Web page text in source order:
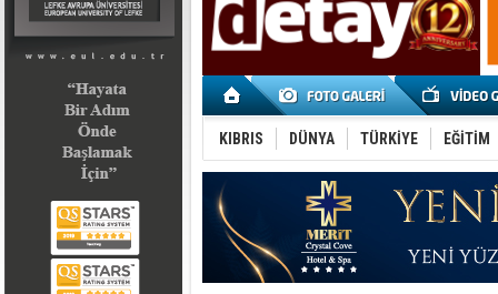
KIBRIS DÜNYA TÜRKİYE EĞİTİM